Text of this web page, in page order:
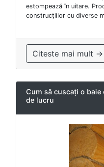
estompează în uitare.
construcțiilor cu diverse
Citeste mai mult →
Cum să cuscați o
de lucru